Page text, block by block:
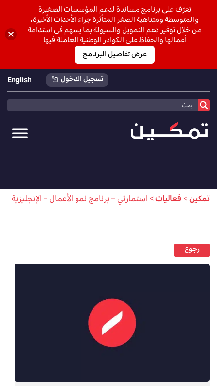
تسجيل الدخول English
تمكين>فعاليات>استمارتي – برنامج نمو الأعمال – الإنجليزية
رجوع
تعرّف على برنامج مساندة لدعم المؤسسات الصغيرة
والمتوسطة ومتناهية الصغر المتأثرة جراء الأحداث الأخيرة،
من خلال توفير دعم التمويل والسيولة بما يسهم في استدامة
أعمالها والحفاظ على الكوادر الوطنية العاملة فيها
عرض تفاصيل البرنامج